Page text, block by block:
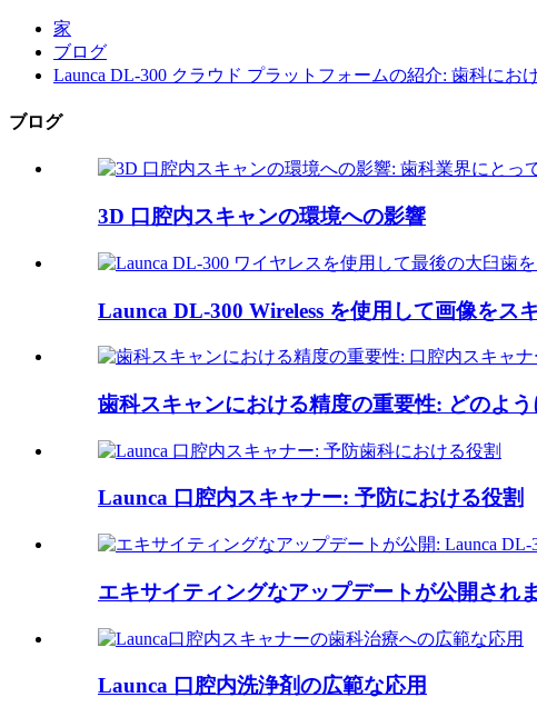
家
ブログ
Launca DL-300 クラウド プラットフォームの紹介: 歯科にお
ブログ
3D 口腔内スキャンの環境への影響
Launca DL-300 Wireless を使用して画像をス
歯科スキャンにおける精度の重要性: どのよう
Launca 口腔内スキャナー: 予防における役割
エキサイティングなアップデートが公開され
Launca 口腔内洗浄剤の広範な応用